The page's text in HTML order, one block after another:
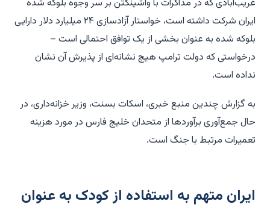
غریب‌آبادی که در مذاکرات با واشینگتن بر سر وجوه بلوکه شده
ایران شرکت داشته است، خواستار آزادسازی ۲۴ میلیارد دلار دارایی
بلوکه شده به عنوان بخشی از یک توافق احتمالی است –
درخواستی که دولت ترامپ هیچ نشانه‌ای از پذیرش آن نشان
نداده است.
به گزارش چندین منبع خبری، اسکات بسنت، وزیر خزانه‌داری، در
حال جمع‌آوری برآوردها از متحدان خلیج فارس در مورد هزینه
تعمیرات مرتبط با جنگ است.
ایران متهم به استفاده از کودک به عنوان